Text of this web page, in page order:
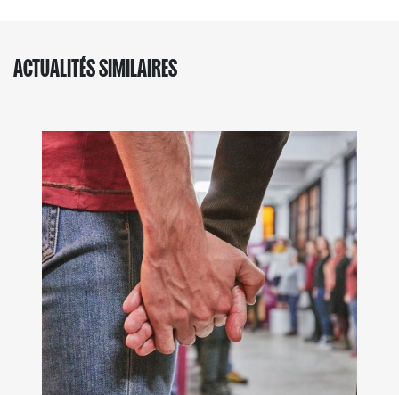
ACTUALITÉS SIMILAIRES